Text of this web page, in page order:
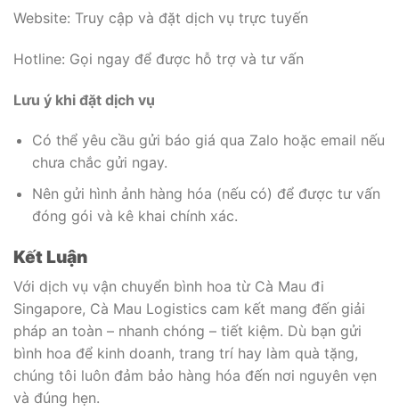
Website: Truy cập và đặt dịch vụ trực tuyến
Hotline: Gọi ngay để được hỗ trợ và tư vấn
Lưu ý khi đặt dịch vụ
Có thể yêu cầu gửi báo giá qua Zalo hoặc email nếu
chưa chắc gửi ngay.
Nên gửi hình ảnh hàng hóa (nếu có) để được tư vấn
đóng gói và kê khai chính xác.
Kết Luận
Với dịch vụ vận chuyển bình hoa từ Cà Mau đi
Singapore, Cà Mau Logistics cam kết mang đến giải
pháp an toàn – nhanh chóng – tiết kiệm. Dù bạn gửi
bình hoa để kinh doanh, trang trí hay làm quà tặng,
chúng tôi luôn đảm bảo hàng hóa đến nơi nguyên vẹn
và đúng hẹn.